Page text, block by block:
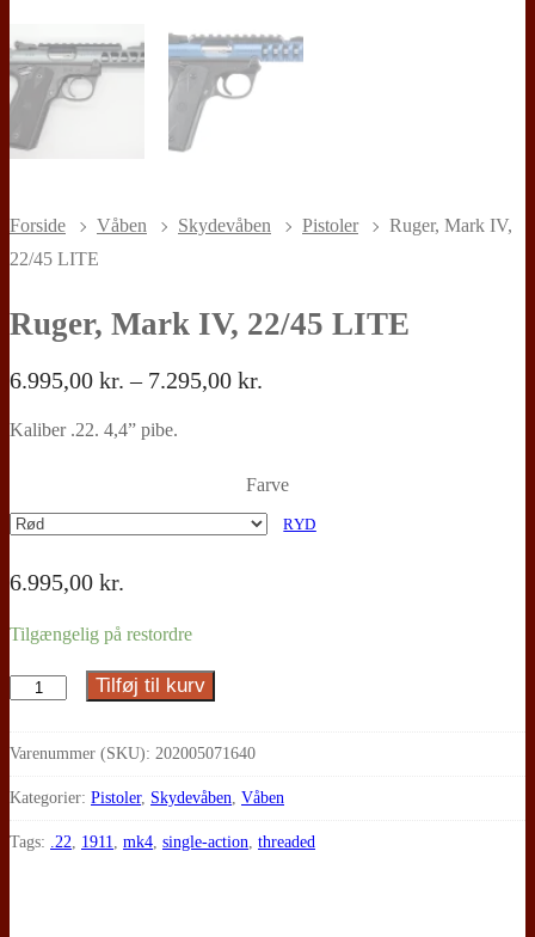
Forside Våben Skydevåben Pistoler
Ruger, Mark IV,
22/45 LITE
Ruger, Mark IV, 22/45 LITE
6.995,00 kr. – 7.295,00 kr.
Kaliber .22. 4,4” pibe.
Farve
RYD
6.995,00 kr.
Tilgængelig på restordre
Ruger,
IV,
22/45
antal
Tilføj til kurv
Varenummer (SKU): 202005071640
Kategorier: Pistoler, Skydevåben, Våben
Tags: .22, 1911, mk4, single-action, threaded